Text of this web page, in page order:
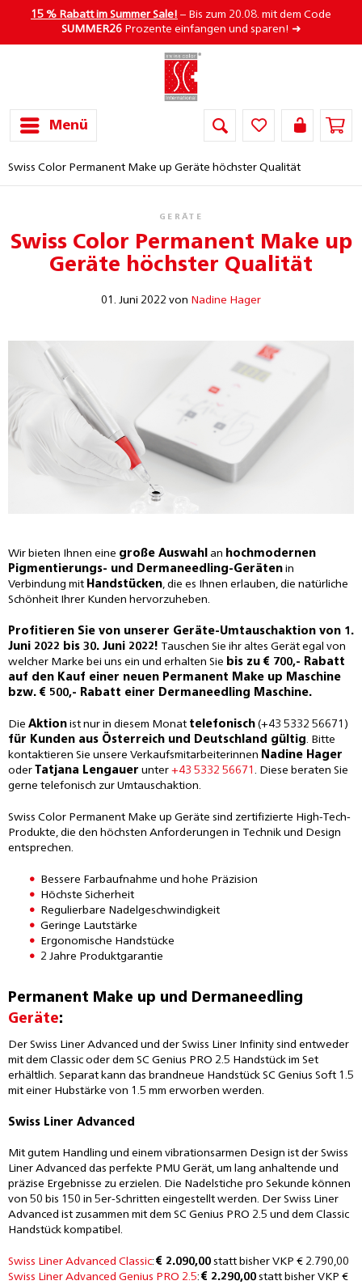
15 % Rabatt im Summer Sale! – Bis zum 20.08. mit dem Code
SUMMER26Prozente einfangen und sparen! ➜
Menü
Swiss Color Permanent Make up Geräte höchster Qualität
GERÄTE
Swiss Color Permanent Make up
Geräte höchster Qualität
01. Juni 2022 von Nadine Hager
Wir bieten Ihnen eine große Auswahl an hochmodernen
Pigmentierungs- und Dermaneedling-Geräten in
Verbindung mit Handstücken, die es Ihnen erlauben, die natürliche
Schönheit Ihrer Kunden hervorzuheben.
Profitieren Sie von unserer Geräte-Umtauschaktion von 1.
Juni 2022 bis 30. Juni 2022! Tauschen Sie ihr altes Gerät egal von
welcher Marke bei uns ein und erhalten Sie bis zu € 700,- Rabatt
auf den Kauf einer neuen Permanent Make up Maschine
bzw. € 500,- Rabatt einer Dermaneedling Maschine.
Die Aktion ist nur in diesem Monat telefonisch (+43 5332 56671)
für Kunden aus Österreich und Deutschland gültig. Bitte
kontaktieren Sie unsere Verkaufsmitarbeiterinnen Nadine Hager
oder
Tatjana Lengauer unter +43 5332 56671 . Diese beraten Sie
gerne telefonisch zur Umtauschaktion.
Swiss Color Permanent Make up Geräte sind zertifizierte High-Tech-
Produkte, die den höchsten Anforderungen in Technik und Design
entsprechen.
Bessere Farbaufnahme und hohe Präzision
Höchste Sicherheit
Regulierbare Nadelgeschwindigkeit
Geringe Lautstärke
Ergonomische Handstücke
2 Jahre Produktgarantie
Permanent Make up und Dermaneedling
Geräte:
Der Swiss Liner Advanced und der Swiss Liner Infinity sind entweder
mit dem Classic oder dem SC Genius PRO 2.5 Handstück im Set
erhältlich. Separat kann das brandneue Handstück SC Genius Soft 1.5
mit einer Hubstärke von 1.5 mm erworben werden.
Swiss Liner Advanced
Mit gutem Handling und einem vibrationsarmen Design ist der Swiss
Liner Advanced das perfekte PMU Gerät, um lang anhaltende und
präzise Ergebnisse zu erzielen. Die Nadelstiche pro Sekunde können
von 50 bis 150 in 5er-Schritten eingestellt werden. Der Swiss Liner
Advanced ist zusammen mit dem SC Genius PRO 2.5 und dem Classic
Handstück kompatibel.
Swiss Liner Advanced Classic: € 2.090,00 statt bisher VKP € 2.790,00
Swiss Liner Advanced Genius PRO 2.5: € 2.290,00 statt bisher VKP €